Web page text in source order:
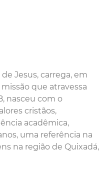
Jesus, carrega, em
que atravessa
nasceu com o
cristãos,
acadêmica,
uma referência na
na região de Quixadá,